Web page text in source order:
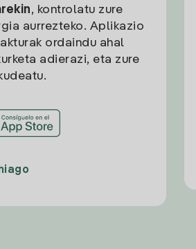
, kontrolatu zure
aurrezteko. Aplikazio
ordaindu ahal
adierazi, eta zure